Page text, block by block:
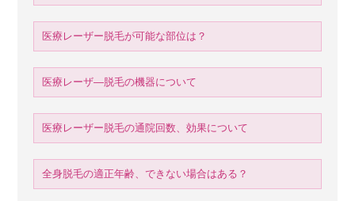
医療レーザー脱毛が可能な部位は？
医療レーザ―脱毛の機器について
医療レーザー脱毛の通院回数、効果について
全身脱毛の適正年齢、できない場合はある？